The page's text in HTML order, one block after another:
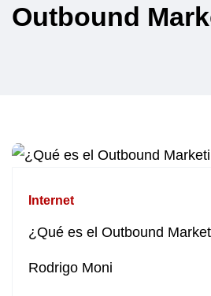
Outbound
Internet
¿Qué es el Outbound
Rodrigo Moni